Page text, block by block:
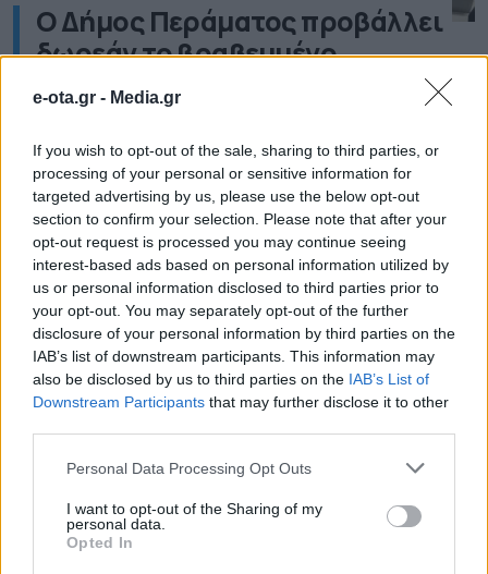
e-ota.gr - Media.gr
If you wish to opt-out of the sale, sharing to third parties, or
processing of your personal or sensitive information for
targeted advertising by us, please use the below opt-out
section to confirm your selection. Please note that after your
opt-out request is processed you may continue seeing
interest-based ads based on personal information utilized by
us or personal information disclosed to third parties prior to
your opt-out. You may separately opt-out of the further
disclosure of your personal information by third parties on the
IAB’s list of downstream participants. This information may
also be disclosed by us to third parties on the IAB’s List of
Downstream Participants that may further disclose it to other
Personal Data Processing Opt Outs
I want to opt-out of the Sharing of my
personal data.
Opted In
Ο Δήμος Περάματος προβάλλει
δωρεάν το βραβευμένο
ντοκιμαντέρ «Γελώντας στο
Αφγανιστάν»
Μια ξεχωριστή πολιτιστική βραδιά με έντονο
ανθρωπιστικό και κοινωνικό αποτύπωμα
διοργανώνει ο Δήμος Περάματος την Παρασκευή 15
Μαΐου στις 20:00, στην αίθουσα εκδηλώσεων του
Δημαρχιακού Μεγάρου, παρουσιάζοντας με
ελεύθερη είσοδο το βραβευμένο ντοκιμαντέρ
«Γελώντας στο Αφγανιστάν» της σκηνοθέτιδας
Αννέτα Παπαθανασίου. Η ταινία αφηγείται τη
συγκλονιστική ιστορία του Καρίμ, γνωστού ως
«Τσάρλι Τσάπλιν του Αφγανιστάν», ενός […]
15.05.2026 - 09.11